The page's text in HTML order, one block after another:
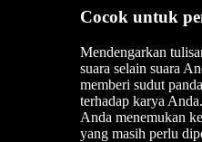
Cocok untuk
Mendengarkan
suara selain suara
memberi sudut
terhadap karya
Anda menemukan
yang masih perlu